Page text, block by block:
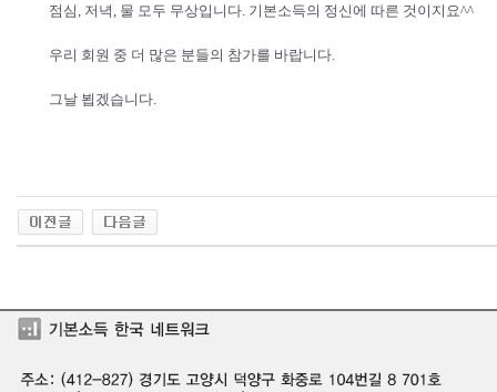
점심, 저녁, 물 모두 무상입니다. 기본소득의 정신에 따른 것이지요^^
우리 회원 중 더 많은 분들의 참가를 바랍니다.
그날 뵙겠습니다.